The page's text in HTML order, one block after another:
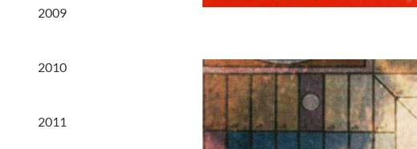
2009
2010
2011